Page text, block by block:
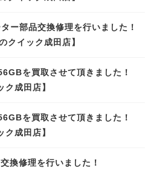
ー部品交換修理を行いました！
クイック成田店】
を買取させて頂きました！
ク成田店】
を買取させて頂きました！
ク成田店】
修理を行いました！